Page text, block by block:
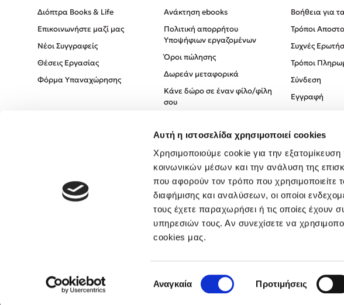
Αυτή η ιστοσελίδα χρησιμοποιεί cookies
Χρησιμοποιούμε cookie για την
κοινωνικών μέσων και την ανάλυση της
που αφορούν τον τρόπο που χρησιμοποιείτε
διαφήμισης και αναλύσεων, οι οποίοι
τους έχετε παραχωρήσει ή τις οποίες
υπηρεσιών τους. Αν συνεχίσετε να
cookies μας.
συγκατάθεσης
Αναγκαία Προτιμήσεις
Διόπτρα Books & Life
Επικοινωνήστε μαζί μας
Νέοι Συγγραφείς
Θέσεις Εργασίας
Φόρμα Υπαναχώρησης
Ανάκτηση ebooks
Πολιτική απορρήτου
Υποψήφιων εργαζομένων
Όροι πώλησης
Δωρεάν μεταφορικά
Κάνε δώρο σε έναν φίλο/φίλη
σου
Πολιτική Απορρήτου
Όροι χρήσης
Βοήθεια για
Τρόποι
Συχνές
Τρόποι
Σύνδεση
Εγγραφή